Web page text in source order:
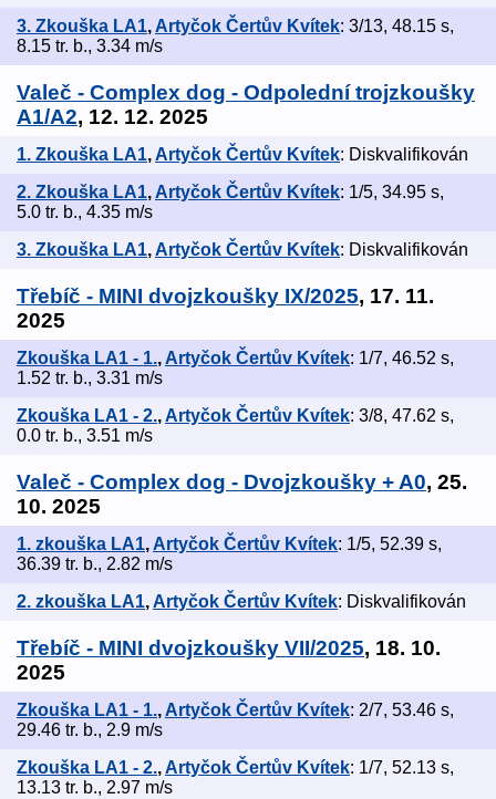
3. Zkouška LA1, Artyčok Čertův Kvítek: 3/13, 48.15 s,
8.15 tr. b., 3.34 m/s
Valeč - Complex dog - Odpolední trojzkoušky
A1/A2, 12. 12. 2025
1. Zkouška LA1,Artyčok Čertův Kvítek: Diskvalifikován
2. Zkouška LA1, Artyčok Čertův Kvítek: 1/5, 34.95 s,
5.0 tr. b., 4.35 m/s
3. Zkouška LA1,Artyčok Čertův Kvítek: Diskvalifikován
Třebíč - MINI dvojzkoušky IX/2025, 17. 11.
2025
Zkouška LA1 - 1., Artyčok Čertův Kvítek: 1/7, 46.52 s,
1.52 tr. b., 3.31 m/s
Zkouška LA1 - 2.,Artyčok Čertův Kvítek: 3/8, 47.62 s,
0.0 tr. b., 3.51 m/s
Valeč - Complex dog - Dvojzkoušky + A0, 25.
10. 2025
1. zkouška LA1, Artyčok Čertův Kvítek: 1/5, 52.39 s,
36.39 tr. b., 2.82 m/s
2. zkouška LA1,Artyčok Čertův Kvítek: Diskvalifikován
Třebíč - MINI dvojzkoušky VII/2025, 18. 10.
2025
Zkouška LA1 - 1., Artyčok Čertův Kvítek: 2/7, 53.46 s,
29.46 tr. b., 2.9 m/s
Zkouška LA1 - 2.,Artyčok Čertův Kvítek: 1/7, 52.13 s,
13.13 tr. b., 2.97 m/s